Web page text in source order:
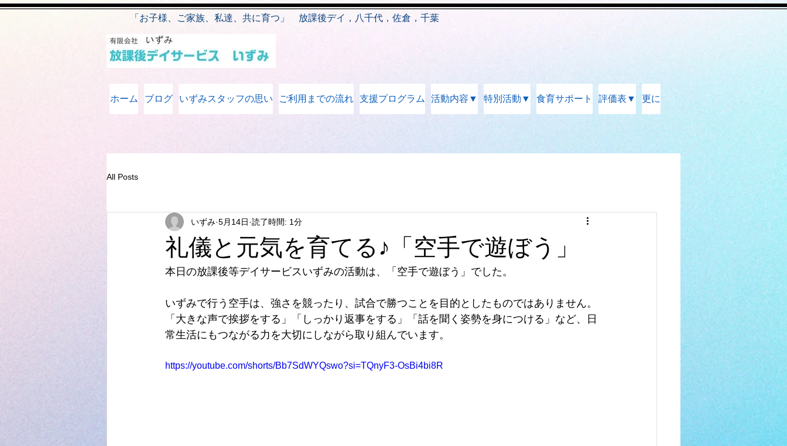
​ 「お子様、ご家族、私達、共に育つ」 放課後デイ，八千代，佐倉，千葉
ホーム ブログ いずみスタッフの思い ご利用までの流れ 支援プログラム 活動内容▼ 特別活動▼ 食育サポート 評価表▼ 更に
All Posts
礼儀と元気を育てる♪「空手で遊ぼう」
いずみ 5月14日 読了時間: 1分
本日の放課後等デイサービスいずみの活動は、「空手で遊ぼう」でした。
いずみで行う空手は、強さを競ったり、試合で勝つことを目的としたものではありません。
「大きな声で挨拶をする」「しっかり返事をする」「話を聞く姿勢を身につける」など、日
常生活にもつながる力を大切にしながら取り組んでいます。
https://youtube.com/shorts/Bb7SdWYQswo?si=TQnyF3-OsBi4bi8R